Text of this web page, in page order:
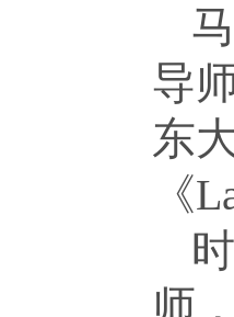
导
东
《
师